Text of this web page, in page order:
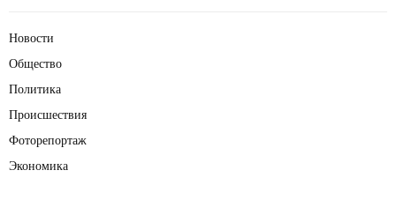
Новости
Общество
Политика
Происшествия
Фоторепортаж
Экономика